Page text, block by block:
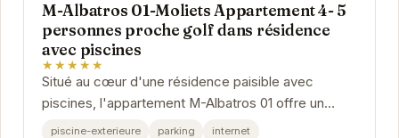
M-Albatros 01-Moliets Appartement 4- 5
personnes proche golf dans résidence
avec piscines
★★★★★
Situé au cœur d'une résidence paisible avec
piscines, l'appartement M-Albatros 01 offre un
cadre idéal pour des vacances golf. Proche du...
piscine-exterieure parking
internet